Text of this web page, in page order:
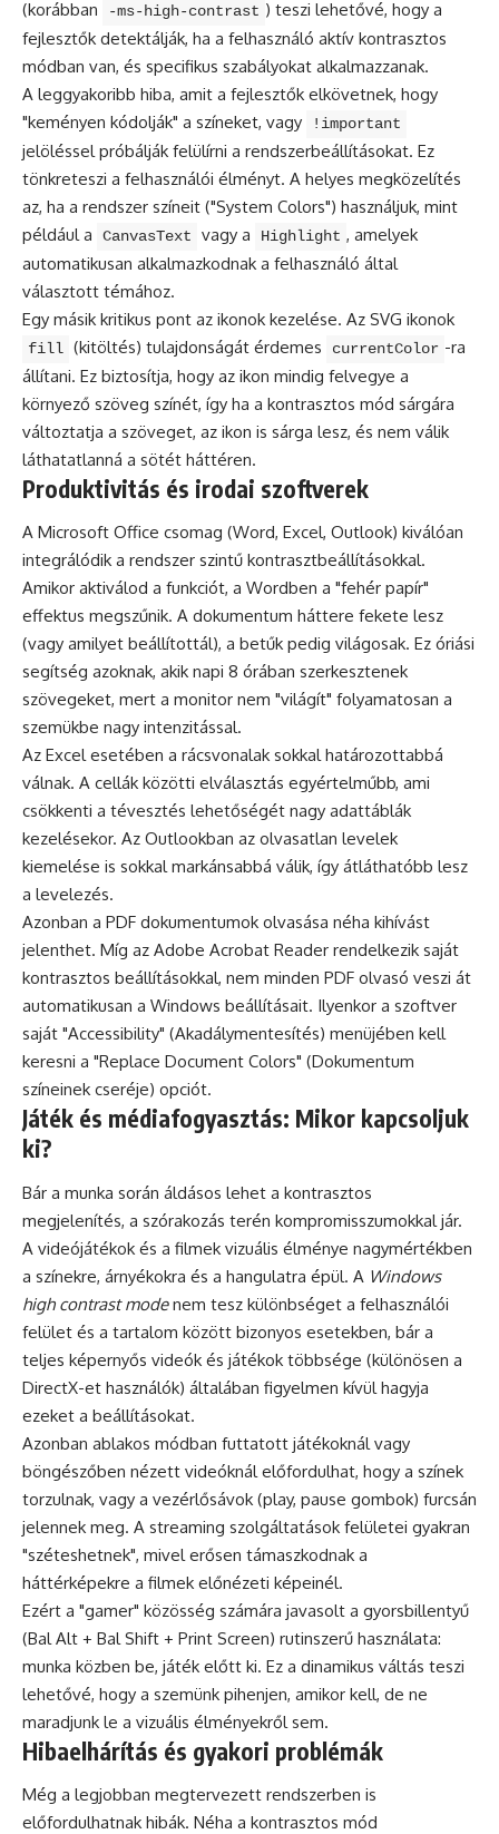
(korábban -ms-high-contrast ) teszi lehetővé, hogy a
fejlesztők detektálják, ha a felhasználó aktív kontrasztos
módban van, és specifikus szabályokat alkalmazzanak.
A leggyakoribb hiba, amit a fejlesztők elkövetnek, hogy
"keményen kódolják" a színeket, vagy
!important
jelöléssel próbálják felülírni a rendszerbeállításokat. Ez
tönkreteszi a felhasználói élményt. A helyes megközelítés
az, ha a rendszer színeit ("System Colors") használjuk, mint
például a
CanvasText vagy a Highlight , amelyek
automatikusan alkalmazkodnak a felhasználó által
választott témához.
Egy másik kritikus pont az ikonok kezelése. Az SVG ikonok
fill (kitöltés) tulajdonságát érdemes currentColor -ra
állítani. Ez biztosítja, hogy az ikon mindig felvegye a
környező szöveg színét, így ha a kontrasztos mód sárgára
változtatja a szöveget, az ikon is sárga lesz, és nem válik
láthatatlanná a sötét háttéren.
Produktivitás és irodai szoftverek
A Microsoft Office csomag (Word, Excel, Outlook) kiválóan
integrálódik a rendszer szintű kontrasztbeállításokkal.
Amikor aktiválod a funkciót, a Wordben a "fehér papír"
effektus megszűnik. A dokumentum háttere fekete lesz
(vagy amilyet beállítottál), a betűk pedig világosak. Ez óriási
segítség azoknak, akik napi 8 órában szerkesztenek
szövegeket, mert a monitor nem "világít" folyamatosan a
szemükbe nagy intenzitással.
Az Excel esetében a rácsvonalak sokkal határozottabbá
válnak. A cellák közötti elválasztás egyértelműbb, ami
csökkenti a tévesztés lehetőségét nagy adattáblák
kezelésekor. Az Outlookban az olvasatlan levelek
kiemelése is sokkal markánsabbá válik, így átláthatóbb lesz
a levelezés.
Azonban a PDF dokumentumok olvasása néha kihívást
jelenthet. Míg az Adobe Acrobat Reader rendelkezik saját
kontrasztos beállításokkal, nem minden PDF olvasó veszi át
automatikusan a Windows beállításait. Ilyenkor a szoftver
saját "Accessibility" (Akadálymentesítés) menüjében kell
keresni a "Replace Document Colors" (Dokumentum
színeinek cseréje) opciót.
Játék és médiafogyasztás: Mikor kapcsoljuk
ki?
Bár a munka során áldásos lehet a kontrasztos
megjelenítés, a szórakozás terén kompromisszumokkal jár.
A videójátékok és a filmek vizuális élménye nagymértékben
a színekre, árnyékokra és a hangulatra épül. A Windows
high contrast modenem tesz különbséget a felhasználói
felület és a tartalom között bizonyos esetekben, bár a
teljes képernyős videók és játékok többsége (különösen a
DirectX-et használók) általában figyelmen kívül hagyja
ezeket a beállításokat.
Azonban ablakos módban futtatott játékoknál vagy
böngészőben nézett videóknál előfordulhat, hogy a színek
torzulnak, vagy a vezérlősávok (play, pause gombok) furcsán
jelennek meg. A streaming szolgáltatások felületei gyakran
"széteshetnek", mivel erősen támaszkodnak a
háttérképekre a filmek előnézeti képeinél.
Ezért a "gamer" közösség számára javasolt a gyorsbillentyű
(Bal Alt + Bal Shift + Print Screen) rutinszerű használata:
munka közben be, játék előtt ki. Ez a dinamikus váltás teszi
lehetővé, hogy a szemünk pihenjen, amikor kell, de ne
maradjunk le a vizuális élményekről sem.
Hibaelhárítás és gyakori problémák
Még a legjobban megtervezett rendszerben is
előfordulhatnak hibák. Néha a kontrasztos mód